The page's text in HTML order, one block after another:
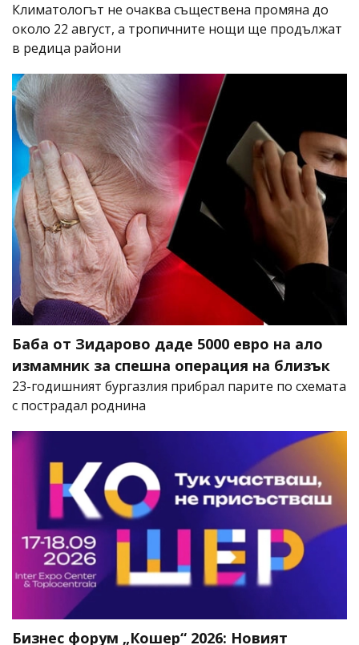
Климатологът не очаква съществена промяна до
около 22 август, а тропичните нощи ще продължат
в редица райони
Баба от Зидарово даде 5000 евро на ало
измамник за спешна операция на близък
23-годишният бургазлия прибрал парите по схемата
с пострадал роднина
Бизнес форум „Кошер“ 2026: Новият